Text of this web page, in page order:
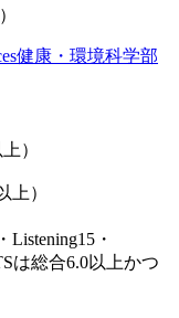
健康・環境科学部
）
上）
Listening15・
は総合6.0以上かつ